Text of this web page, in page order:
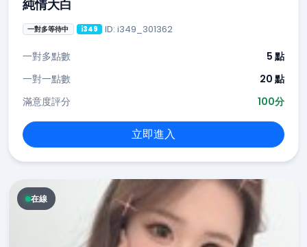
純情大白
一對多等待中 i349 ID: i349_301362
一對多點數
5 點
一對一點數
20 點
滿意度評分
100分
立即進入
在線